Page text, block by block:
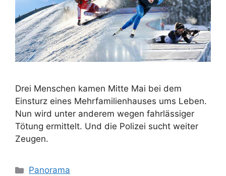
Drei Menschen kamen Mitte Mai bei dem
Einsturz eines Mehrfamilienhauses ums Leben.
Nun wird unter anderem wegen fahrlässiger
Tötung ermittelt. Und die Polizei sucht weiter
Zeugen.
Kategorien
Panorama